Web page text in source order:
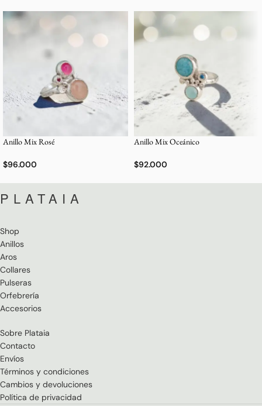
Anillo Mix Rosé
$96.000
Anillo Mix Oceánico
$92.000
PLATAIA
Shop
Anillos
Aros
Collares
Pulseras
Orfebrería
Accesorios
Sobre Plataia
Contacto
Envíos
Términos y condiciones
Cambios y devoluciones
Política de privacidad